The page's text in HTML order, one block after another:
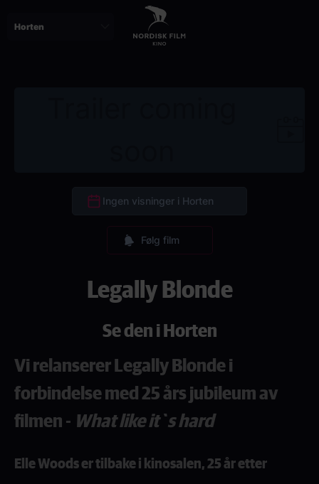
Ingen visninger i Horten
Følg film
Legally Blonde
Se den i Horten
Vi relanserer Legally Blonde i
forbindelse med 25 års jubileum av
filmen - What like it`s hard
Elle Woods er tilbake i kinosalen, 25 år etter